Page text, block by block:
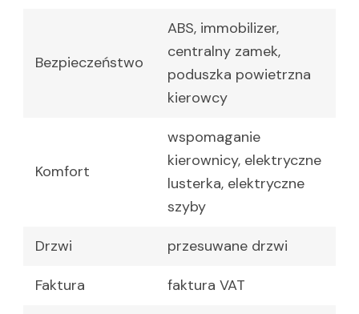
Bezpieczeństwo
ABS, immobilizer,
centralny zamek,
poduszka powietrzna
kierowcy
Komfort
wspomaganie
kierownicy, elektryczne
lusterka, elektryczne
szyby
Drzwi przesuwane drzwi
Faktura faktura VAT